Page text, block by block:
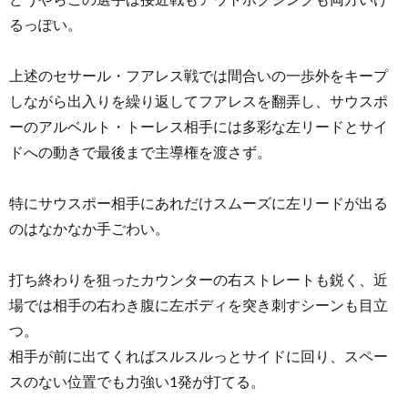
るっぽい。
上述のセサール・フアレス戦では間合いの一歩外をキープ
しながら出入りを繰り返してフアレスを翻弄し、サウスポ
ーのアルベルト・トーレス相手には多彩な左リードとサイ
ドへの動きで最後まで主導権を渡さず。
特にサウスポー相手にあれだけスムーズに左リードが出る
のはなかなか手ごわい。
打ち終わりを狙ったカウンターの右ストレートも鋭く、近
場では相手の右わき腹に左ボディを突き刺すシーンも目立
つ。
相手が前に出てくればスルスルっとサイドに回り、スペー
スのない位置でも力強い1発が打てる。